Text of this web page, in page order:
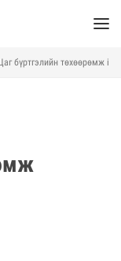
бүртгэлийн төхөөрөмж